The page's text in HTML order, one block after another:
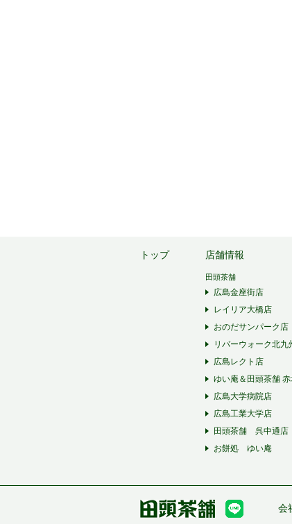
トップ 店舗情報
田頭茶舗
広島金座街店
レイリア大橋店
おのだサンパーク店
リバーウォーク北九
広島レクト店
ゆい庵＆田頭茶舗
広島大学病院店
広島工業大学店
田頭茶舗 呉中通店
お餅処 ゆい庵
会